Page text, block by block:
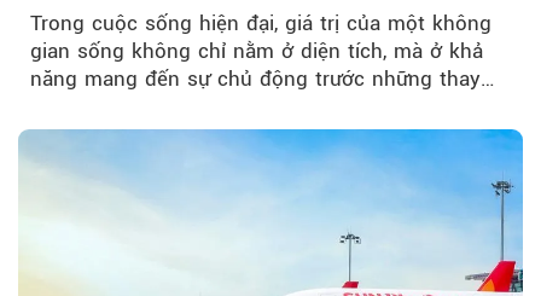
Trong cuộc sống hiện đại, giá trị của một không
gian sống không chỉ nằm ở diện tích, mà ở khả
năng mang đến sự chủ động trước những thay